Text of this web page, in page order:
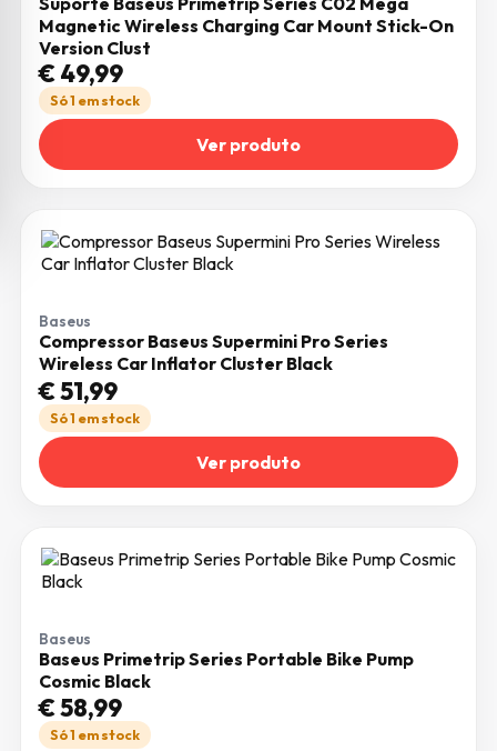
Magnetic Wireless Charging Car Mount Stick-On
Version Clust
€49,99
Só 1 em stock
Ver produto
Baseus
Compressor Baseus Supermini Pro Series
Wireless Car Inflator Cluster Black
€51,99
Só 1 em stock
Ver produto
Baseus
Baseus Primetrip Series Portable Bike Pump
Cosmic Black
€58,99
Só 1 em stock